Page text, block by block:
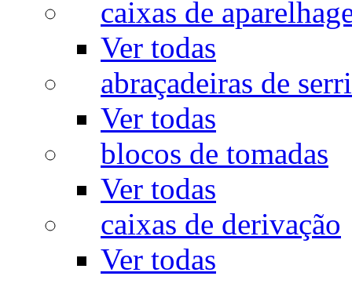
caixas de
Ver todas
abraçadeiras de
Ver todas
blocos de tomadas
Ver todas
caixas de derivação
Ver todas